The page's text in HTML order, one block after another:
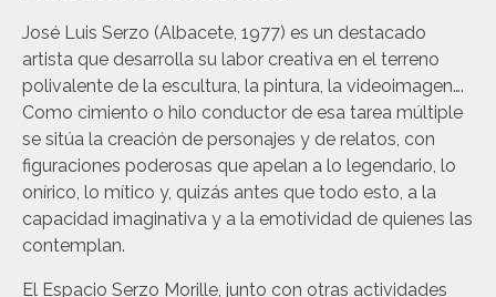
José Luis Serzo (Albacete, 1977) es un destacado
artista que desarrolla su labor creativa en el terreno
polivalente de la escultura, la pintura, la videoimagen….
Como cimiento o hilo conductor de esa tarea múltiple
se sitúa la creación de personajes y de relatos, con
figuraciones poderosas que apelan a lo legendario, lo
onírico, lo mítico y, quizás antes que todo esto, a la
capacidad imaginativa y a la emotividad de quienes las
contemplan.
El Espacio Serzo Morille, junto con otras actividades